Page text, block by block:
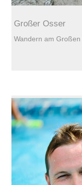
Großer Osser
Wandern am